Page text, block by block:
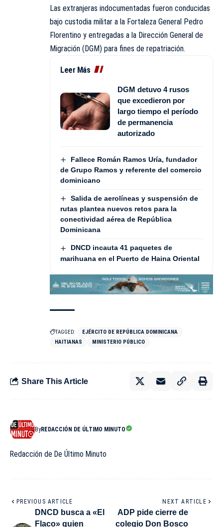
Las extranjeras indocumentadas fueron conducidas
bajo custodia militar a la Fortaleza General Pedro
Florentino y entregadas a la Dirección General de
Migración (DGM) para fines de repatriación.
Leer Más
DGM detuvo 4 rusos
que excedieron por
largo tiempo el período
de permanencia
autorizado
Fallece Román Ramos Uría, fundador
de Grupo Ramos y referente del comercio
dominicano
Salida de aerolíneas y suspensión de
rutas plantea nuevos retos para la
conectividad aérea de República
Dominicana
DNCD incauta 41 paquetes de
marihuana en el Puerto de Haina Oriental
TAGGED:
EJÉRCITO DE REPÚBLICA DOMINICANA
HAITIANAS
MINISTERIO PÚBLICO
Share This Article
ByREDACCIÓN DE ÚLTIMO MINUTO
Redacción de De Último Minuto
PREVIOUS ARTICLE
DNCD busca a «El
Flaco» quien
NEXT ARTICLE
ADP pide cierre de
colegio Don Bosco